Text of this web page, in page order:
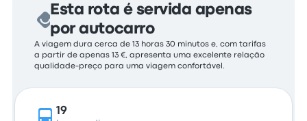
Esta rota é servida apenas
por autocarro
A viagem dura cerca de 13 horas 30 minutos e, com tarifas
a partir de apenas 13 €, apresenta uma excelente relação
qualidade-preço para uma viagem confortável.
19